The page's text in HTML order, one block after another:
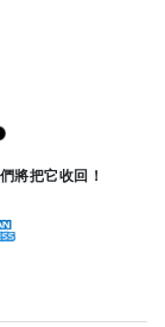
將把它收回！